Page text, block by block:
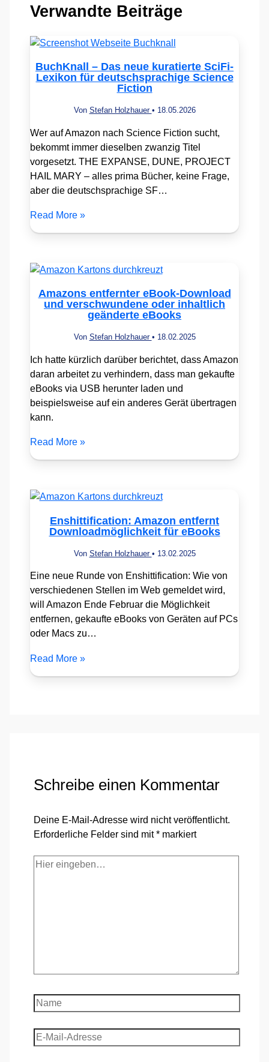
Verwandte Beiträge
BuchKnall – Das neue kuratierte SciFi-
Lexikon für deutschsprachige Science
Fiction
Von Stefan Holzhauer • 18.05.2026
Wer auf Amazon nach Science Fiction sucht,
bekommt immer dieselben zwanzig Titel
vorgesetzt. THE EXPANSE, DUNE, PROJECT
HAIL MARY – alles prima Bücher, keine Frage,
aber die deutschsprachige SF…
Read More »
Amazons entfernter eBook-Download
und verschwundene oder inhaltlich
geänderte eBooks
Von Stefan Holzhauer • 18.02.2025
Ich hatte kürzlich darüber berichtet, dass Amazon
daran arbeitet zu verhindern, dass man gekaufte
eBooks via USB herunter laden und
beispielsweise auf ein anderes Gerät übertragen
kann.
Read More »
Enshittification: Amazon entfernt
Downloadmöglichkeit für eBooks
Von Stefan Holzhauer • 13.02.2025
Eine neue Runde von Enshittification: Wie von
verschiedenen Stellen im Web gemeldet wird,
will Amazon Ende Februar die Möglichkeit
entfernen, gekaufte eBooks von Geräten auf PCs
oder Macs zu…
Read More »
Schreibe einen Kommentar
Deine E-Mail-Adresse wird nicht veröffentlicht.
Erforderliche Felder sind mit* markiert
Hier
Name
E-
Mail-